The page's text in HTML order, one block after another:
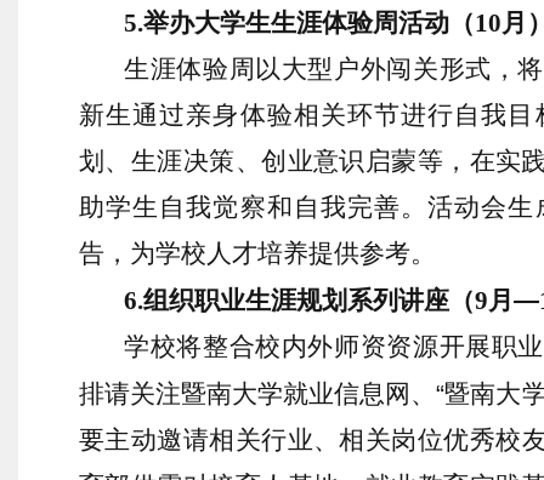
5.举办大学生生涯体验周活动（10月
生涯体验周以大型户外闯关形式，
新生通过亲身体验相关环节进行自我
划、生涯决策、创业意识启蒙等，在实
助学生自我觉察和自我完善。活动会
告，为学校人才培养提供参考。
6.组织职业生涯规划系列讲座（9月 —
学校将整合校内外师资资源开展职
排请关注暨南大学就业信息网、“暨南大
要主动邀请相关行业、相关岗位优秀校